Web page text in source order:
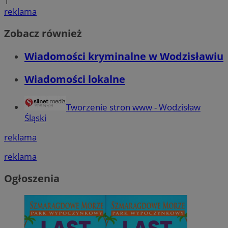
reklama
Zobacz również
Wiadomości kryminalne w Wodzisławiu
Wiadomości lokalne
Tworzenie stron www - Wodzisław
Śląski
reklama
reklama
Ogłoszenia
SessID
bh.contextweb.com
euds